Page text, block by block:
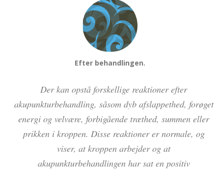
Efter behandlingen.
Der kan opstå forskellige reaktioner efter
akupunkturbehandling, såsom dyb afslappethed, forøget
energi og velvære, forbigående træthed, summen eller
prikken i kroppen. Disse reaktioner er normale, og
viser, at kroppen arbejder og at
akupunkturbehandlingen har sat en positiv